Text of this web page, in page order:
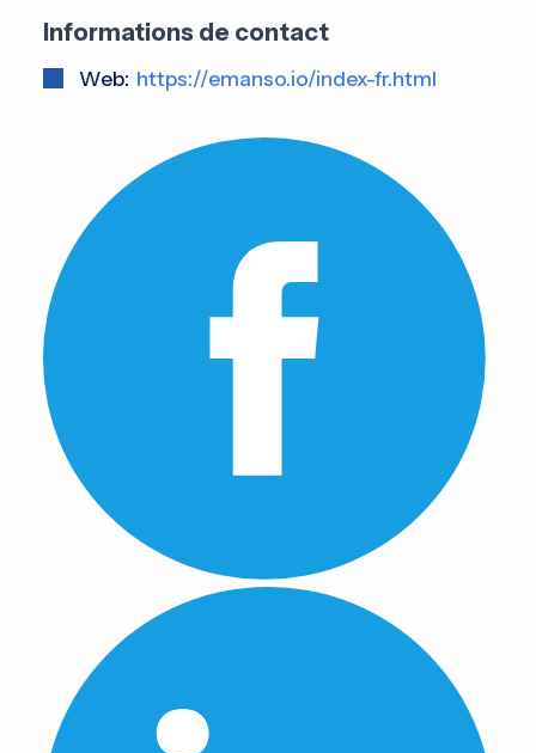
Informations de contact
Web: https://emanso.io/index-fr.html